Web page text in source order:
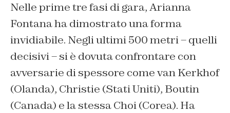
Nelle prime tre fasi di gara, Arianna
Fontana ha dimostrato una forma
invidiabile. Negli ultimi 500 metri – quelli
decisivi – si è dovuta confrontare con
avversarie di spessore come van Kerkhof
(Olanda), Christie (Stati Uniti), Boutin
(Canada) e la stessa Choi (Corea). Ha